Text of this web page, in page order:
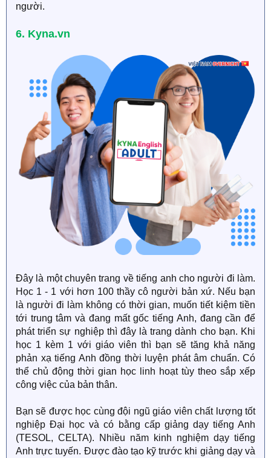
người.
6. Kyna.vn
Đây là một chuyên trang về tiếng anh cho người đi làm.
Học 1 - 1 với hơn 100 thầy cô người bản xứ. Nếu bạn
là người đi làm không có thời gian, muốn tiết kiệm tiền
tới trung tâm và đang mất gốc tiếng Anh, đang cần để
phát triển sự nghiệp thì đây là trang dành cho bạn. Khi
học 1 kèm 1 với giáo viên thì bạn sẽ tăng khả năng
phản xạ tiếng Anh đồng thời luyện phát âm chuẩn. Có
thể chủ động thời gian học linh hoạt tùy theo sắp xếp
công việc của bản thân.
Bạn sẽ được học cùng đội ngũ giáo viên chất lượng tốt
nghiệp Đại học và có bằng cấp giảng dạy tiếng Anh
(TESOL, CELTA). Nhiều năm kinh nghiệm dạy tiếng
Anh trực tuyến. Được đào tạo kỹ trước khi giảng dạy và